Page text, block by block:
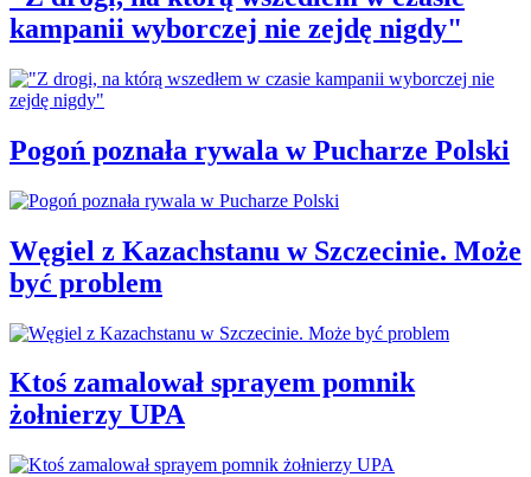
kampanii wyborczej nie zejdę nigdy"
Pogoń poznała rywala w Pucharze Polski
Węgiel z Kazachstanu w Szczecinie. Może
być problem
Ktoś zamalował sprayem pomnik
żołnierzy UPA